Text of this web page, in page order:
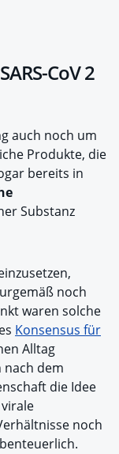
CoV 2
auch noch um
Produkte, die
bereits in
Substanz
noch
waren solche
Konsensus für
Alltag
nach dem
die Idee
noch